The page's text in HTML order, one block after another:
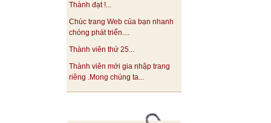
Thành đạt !...
Chúc trang Web của bạn nhanh
chóng phát triển....
Thành viên thứ 25...
Thành viên mới gia nhập trang
riêng .Mong chúng ta...